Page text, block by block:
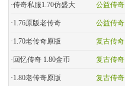
公益传奇
·传奇私服1.70仿盛大
公益传奇
·1.76原版老传奇
复古传奇
·1.70老传奇原版
复古传奇
· 回忆传奇 1.80金币
复古传奇
·1.80老传奇原版